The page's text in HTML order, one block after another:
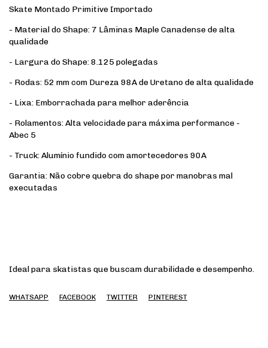
Skate Montado Primitive Importado
- Material do Shape: 7 Lâminas Maple Canadense de alta
qualidade
- Largura do Shape: 8.125 polegadas
- Rodas: 52 mm com Dureza 98A de Uretano de alta qualidade
- Lixa: Emborrachada para melhor aderência
- Rolamentos: Alta velocidade para máxima performance -
Abec 5
- Truck: Alumínio fundido com amortecedores 90A
Garantia: Não cobre quebra do shape por manobras mal
executadas
Ideal para skatistas que buscam durabilidade e desempenho.
WHATSAPP FACEBOOK TWITTER PINTEREST